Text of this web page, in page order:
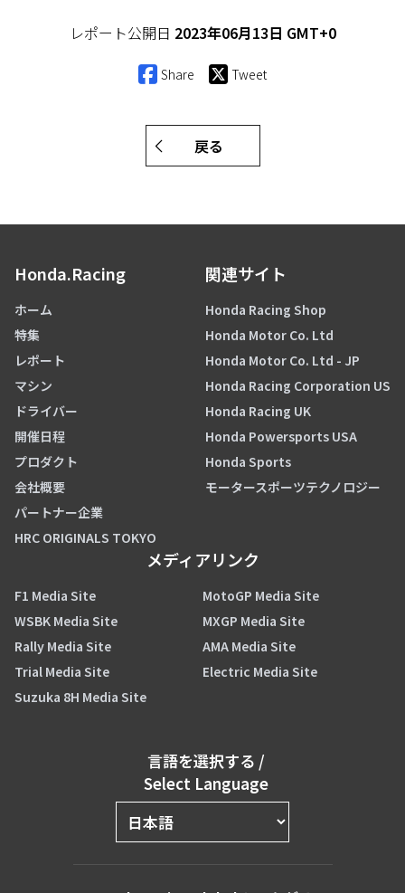
レポート公開日 2023年06月13日 GMT+0
Share Tweet
戻る
Honda.Racing
ホーム
特集
レポート
マシン
ドライバー
開催日程
プロダクト
会社概要
パートナー企業
HRC ORIGINALS TOKYO
関連サイト
Honda Racing Shop
Honda Motor Co. Ltd
Honda Motor Co. Ltd - JP
Honda Racing Corporation US
Honda Racing UK
Honda Powersports USA
Honda Sports
モータースポーツテクノロジー
メディアリンク
F1 Media Site
MotoGP Media Site
WSBK Media Site
MXGP Media Site
Rally Media Site
AMA Media Site
Trial Media Site
Electric Media Site
Suzuka 8H Media Site
言語を選択する /
Select Language